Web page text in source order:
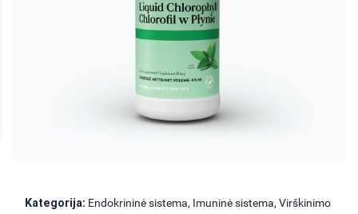
Kategorija: Endokrininė sistema, Imuninė sistema, Virškinimo